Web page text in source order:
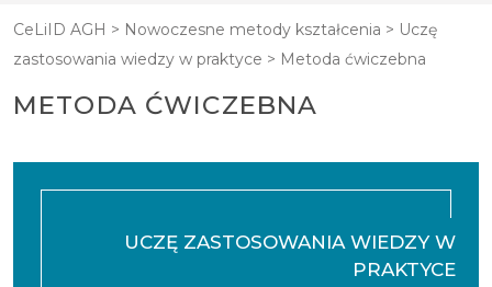
CeLiID AGH > Nowoczesne metody kształcenia > Uczę
zastosowania wiedzy w praktyce > Metoda ćwiczebna
METODA ĆWICZEBNA
UCZĘ ZASTOSOWANIA WIEDZY W
PRAKTYCE